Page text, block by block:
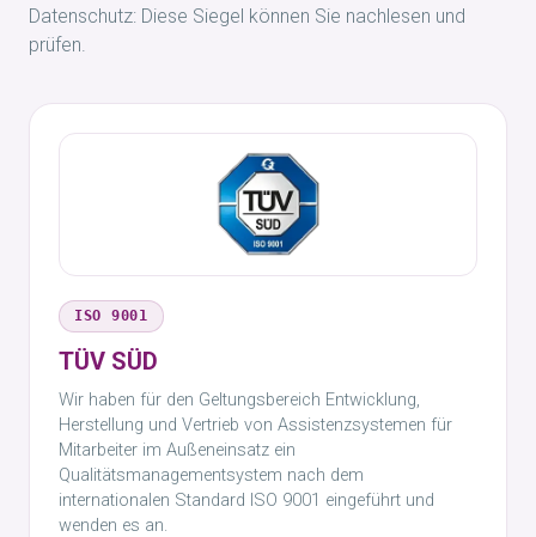
Datenschutz: Diese Siegel können Sie nachlesen und
prüfen.
ISO 9001
TÜV SÜD
Wir haben für den Geltungsbereich Entwicklung,
Herstellung und Vertrieb von Assistenzsystemen für
Mitarbeiter im Außeneinsatz ein
Qualitätsmanagementsystem nach dem
internationalen Standard ISO 9001 eingeführt und
wenden es an.